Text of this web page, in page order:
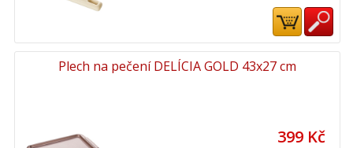
Plech na pečení DELÍCIA GOLD 43x27 cm
399 Kč